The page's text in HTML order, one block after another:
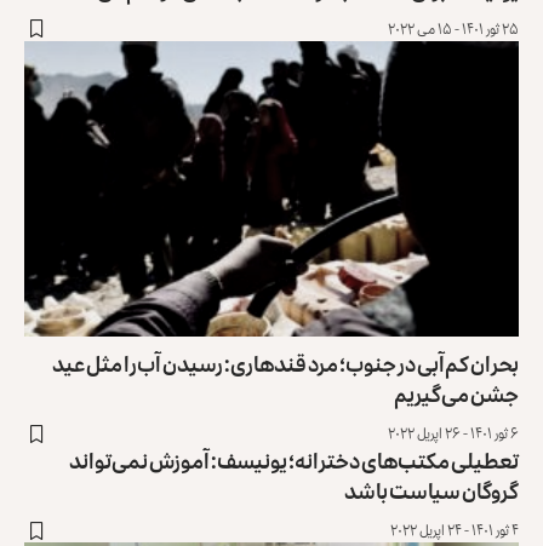
۲۵ ثور ۱۴۰۱ - ۱۵ می ۲۰۲۲
بحران کم‌آبی در جنوب؛ مرد قندهاری: رسیدن آب‌را مثل عید
جشن می‌گیریم
۶ ثور ۱۴۰۱ - ۲۶ اپریل ۲۰۲۲
تعطیلی مکتب‌های دخترانه؛ یونیسف: آموزش نمی‌تواند
گروگان سیاست باشد
۴ ثور ۱۴۰۱ - ۲۴ اپریل ۲۰۲۲